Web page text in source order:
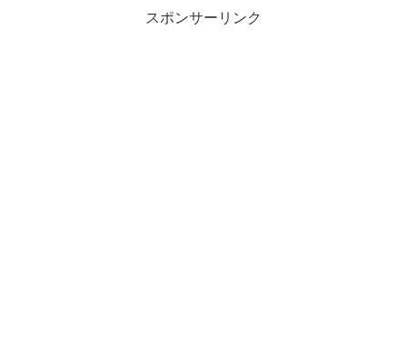
スポンサーリンク